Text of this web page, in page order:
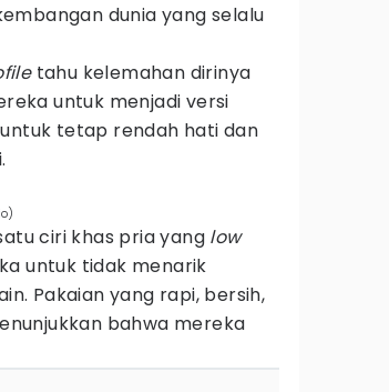
dunia yang selalu
tahu kelemahan dirinya
untuk menjadi versi
tetap rendah hati dan
ciri khas pria yang low
untuk tidak menarik
Pakaian yang rapi, bersih,
bahwa mereka